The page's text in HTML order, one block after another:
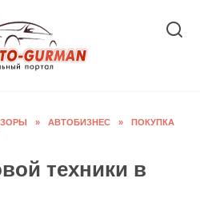
» АВТОБИЗНЕС »
ПОКУПКА
техники в